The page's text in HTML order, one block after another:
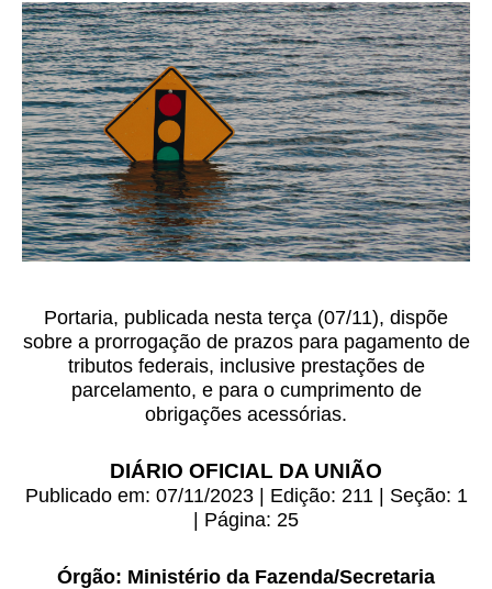
Portaria, publicada nesta terça (07/11), dispõe
sobre a prorrogação de prazos para pagamento de
tributos federais, inclusive prestações de
parcelamento, e para o cumprimento de
obrigações acessórias.
DIÁRIO OFICIAL DA UNIÃO
Publicado em: 07/11/2023 | Edição: 211 | Seção: 1
| Página: 25
Órgão: Ministério da Fazenda/Secretaria